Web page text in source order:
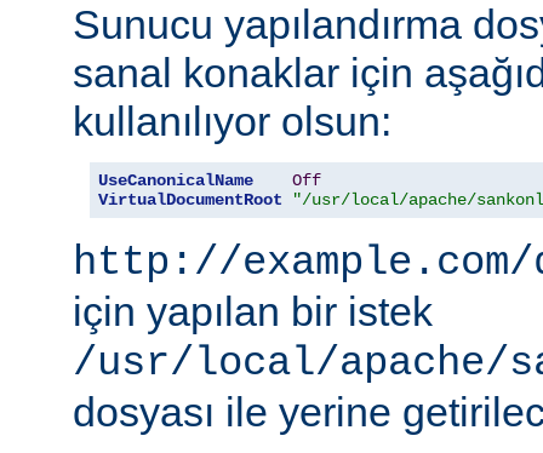
Sunucu yapılandırma
sanal konaklar için
kullanılıyor olsun:
UseCanonicalName
Off
VirtualDocumentRoot
"/usr/local/apache/
http://
için yapılan bir istek
/usr/local/apache/
dosyası ile yerine